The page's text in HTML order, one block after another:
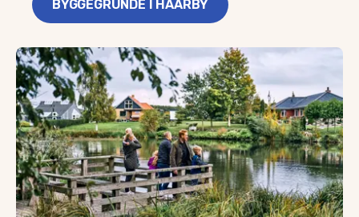
BYGGEGRUNDE I HAARBY